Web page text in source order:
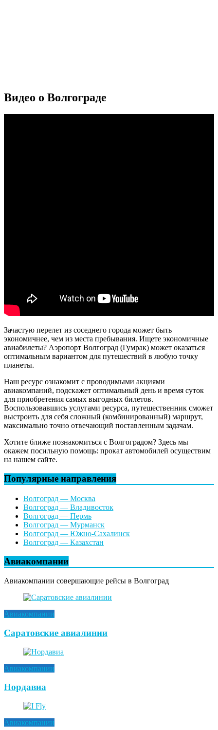
Видео о Волгограде
Зачастую перелет из соседнего города может быть
экономичнее, чем из места пребывания. Ищете экономичные
авиабилеты? Аэропорт Волгоград (Гумрак) может оказаться
оптимальным вариантом для путешествий в любую точку
планеты.
Наш ресурс ознакомит с проводимыми акциями
авиакомпаний, подскажет оптимальный день и время суток
для приобретения самых выгодных билетов.
Воспользовавшись услугами ресурса, путешественник сможет
выстроить для себя сложный (комбинированный) маршрут,
максимально точно отвечающий поставленным задачам.
Хотите ближе познакомиться с Волгоградом? Здесь мы
окажем посильную помощь: прокат автомобилей осуществим
на нашем сайте.
Популярные направления
Волгоград — Москва
Волгоград — Владивосток
Волгоград — Пермь
Волгоград — Мурманск
Волгоград — Южно-Сахалинск
Волгоград — Казахстан
Авиакомпании
Авиакомпании совершающие рейсы в Волгоград
Авиакомпании
Саратовские авиалинии
Авиакомпании
Нордавиа
Авиакомпании